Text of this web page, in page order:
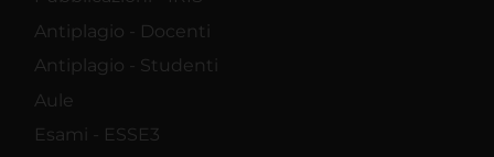
Antiplagio - Docenti
Antiplagio - Studenti
Aule
Esami - ESSE3